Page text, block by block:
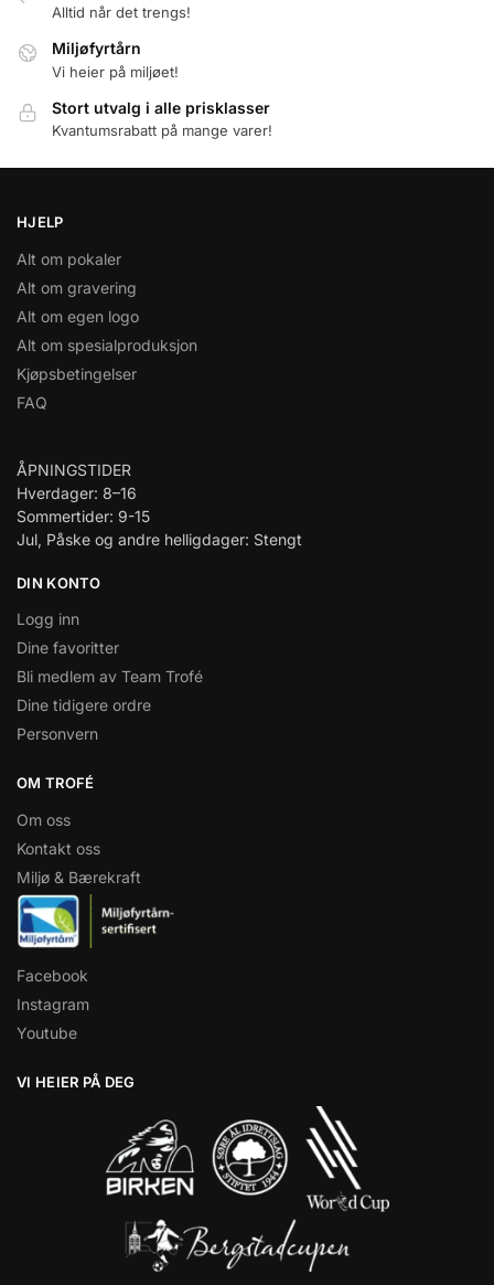
Alltid når det trengs!
Miljøfyrtårn
Vi heier på miljøet!
Stort utvalg i alle prisklasser
Kvantumsrabatt på mange varer!
HJELP
Alt om pokaler
Alt om gravering
Alt om egen logo
Alt om spesialproduksjon
Kjøpsbetingelser
FAQ
ÅPNINGSTIDER
Hverdager: 8–16
Sommertider: 9-15
Jul, Påske og andre helligdager: Stengt
DIN KONTO
Logg inn
Dine favoritter
Bli medlem av Team Trofé
Dine tidigere ordre
Personvern
OM TROFÉ
Om oss
Kontakt oss
Miljø & Bærekraft
Facebook
Instagram
Youtube
VI HEIER PÅ DEG